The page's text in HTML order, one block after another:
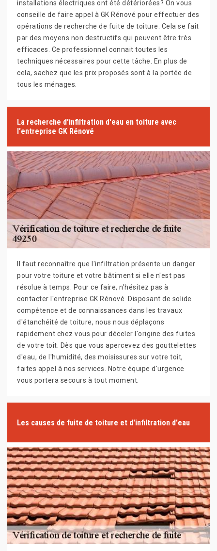
installations électriques ont été détériorées? On vous
conseille de faire appel à GK Rénové pour effectuer des
opérations de recherche de fuite de toiture. Cela se fait
par des moyens non destructifs qui peuvent être très
efficaces. Ce professionnel connait toutes les
techniques nécessaires pour cette tâche. En plus de
cela, sachez que les prix proposés sont à la portée de
tous les ménages.
La recherche d'infiltration d'eau en toiture avec
l'entreprise GK Rénové
Il faut reconnaître que l'infiltration présente un danger
pour votre toiture et votre bâtiment si elle n'est pas
résolue à temps. Pour ce faire, n'hésitez pas à
contacter l'entreprise GK Rénové. Disposant de solide
compétence et de connaissances dans les travaux
d'étanchéité de toiture, nous nous déplaçons
rapidement chez vous pour déceler l'origine des fuites
de votre toit. Dès que vous apercevez des gouttelettes
d'eau, de l'humidité, des moisissures sur votre toit,
faites appel à nos services. Notre équipe d'urgence
vous portera secours à tout moment.
Les causes de fuite de toiture et d'infiltration d'eau